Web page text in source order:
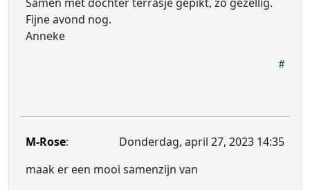
Fijne avond nog.
Anneke
M-Rose:
Donderdag, april 27, 2023 14:35
maak er een mooi samenzijn van